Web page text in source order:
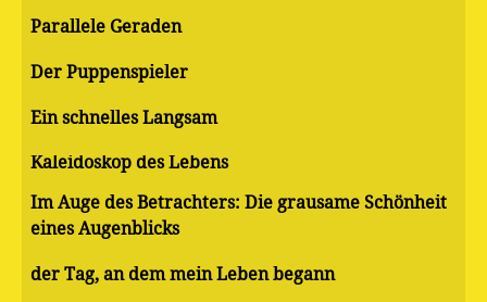
Parallele Geraden
Der Puppenspieler
Ein schnelles Langsam
Kaleidoskop des Lebens
Im Auge des Betrachters: Die grausame Schönheit
eines Augenblicks
der Tag, an dem mein Leben begann